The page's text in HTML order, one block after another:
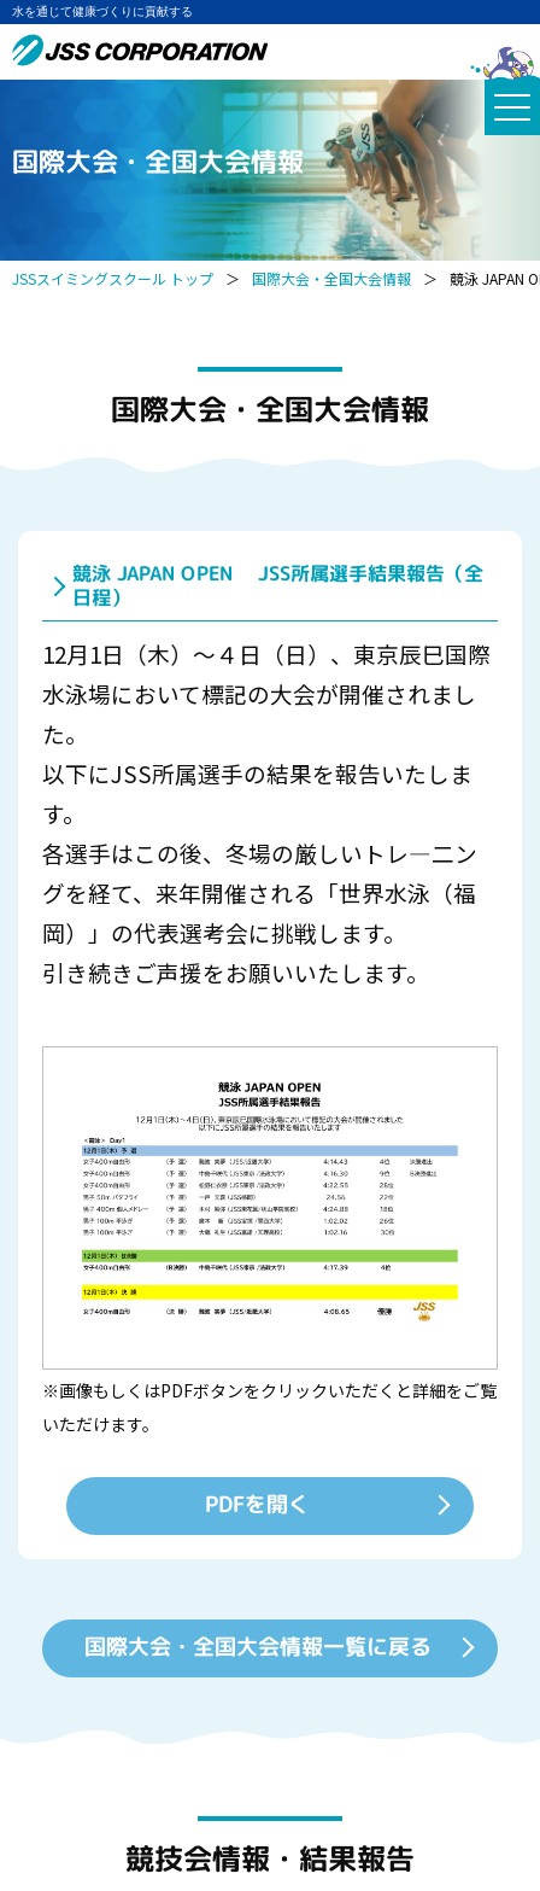
水を通じて健康づくりに貢献する
国際大会・全国大会情報
JSSスイミングスクール トップ ＞ 国際大会・全国大会情報 ＞ 競泳 JAPAN
国際大会・全国大会情報
競泳 JAPAN OPEN JSS所属選手結果報告（全
日程）
12月1日（木）～４日（日）、東京辰巳国際
水泳場において標記の大会が開催されまし
た。
以下にJSS所属選手の結果を報告いたしま
す。
各選手はこの後、冬場の厳しいトレ―二ン
グを経て、来年開催される「世界水泳（福
岡）」の代表選考会に挑戦します。
引き続きご声援をお願いいたします。
※画像もしくはPDFボタンをクリックいただくと詳細をご覧
いただけます。
PDFを開く
国際大会・全国大会情報一覧に戻る
競技会情報・結果報告